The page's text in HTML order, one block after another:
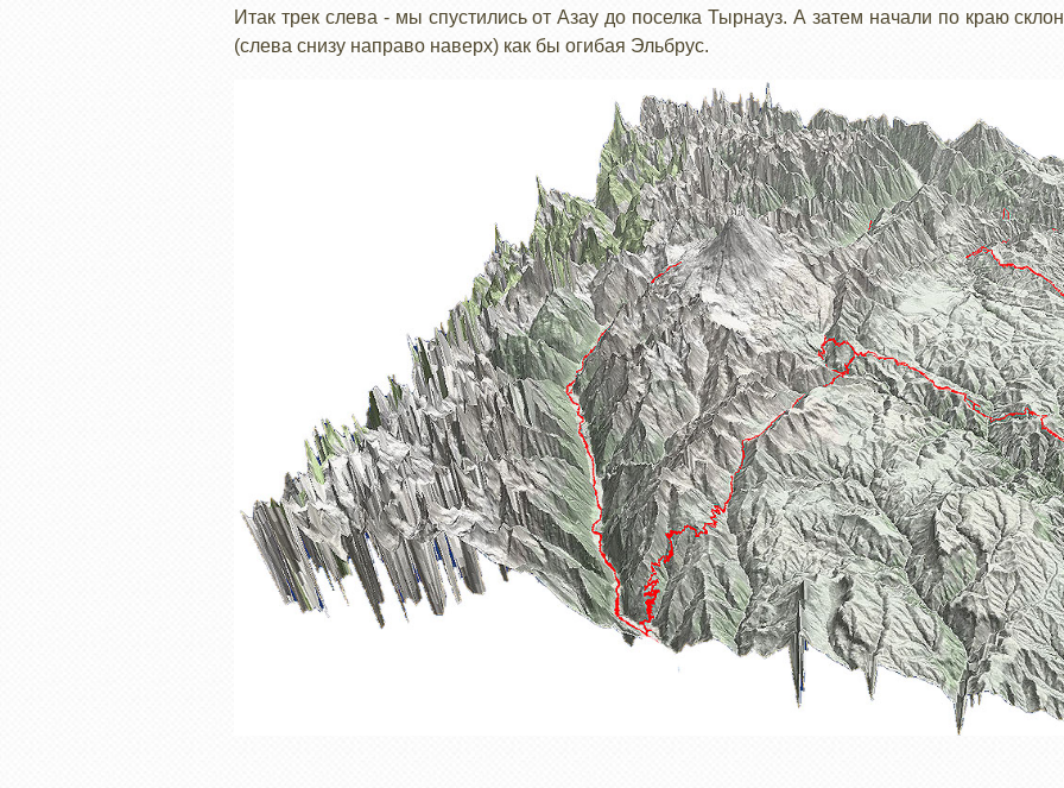
Итак трек слева - мы спустились от Азау до поселка Тырнауз. А затем начали по краю
(слева снизу направо наверх) как бы огибая Эльбрус.